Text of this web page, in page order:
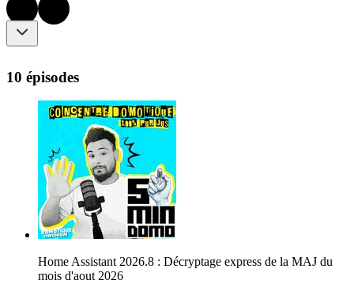
10 épisodes
Home Assistant 2026.8 : Décryptage express de la MAJ du
mois d'aout 2026